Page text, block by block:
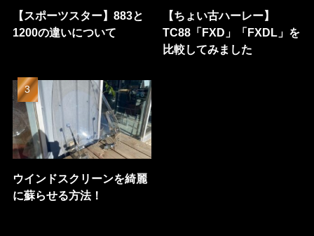
【スポーツスター】883と
1200の違いについて
【ちょい古ハーレー】
TC88「FXD」「FXDL」を
比較してみました
ウインドスクリーンを綺麗
に蘇らせる方法！